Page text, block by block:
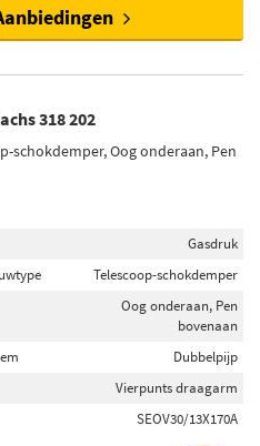
318 202
schokdemper, Oog onderaan, Pen
Gasdruk
Telescoop-schokdemper
Oog onderaan, Pen
bovenaan
Dubbelpijp
Vierpunts draagarm
SEOV30/13X170A